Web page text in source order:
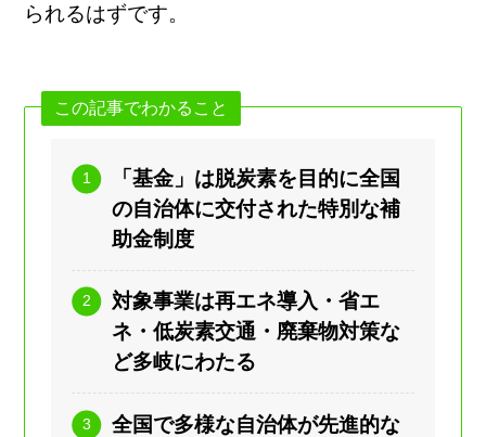
られるはずです。
この記事でわかること
「基金」は脱炭素を目的に全国
の自治体に交付された特別な補
助金制度
対象事業は再エネ導入・省エ
ネ・低炭素交通・廃棄物対策な
ど多岐にわたる
全国で多様な自治体が先進的な